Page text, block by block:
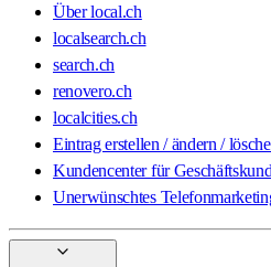
Über local.ch
localsearch.ch
search.ch
renovero.ch
localcities.ch
Eintrag erstellen / ändern /
Kundencenter für
Unerwünschtes